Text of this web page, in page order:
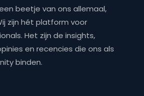
beetje van ons allemaal,
zijn hét platform voor
Het zijn de insights,
en recencies die ons als
binden.